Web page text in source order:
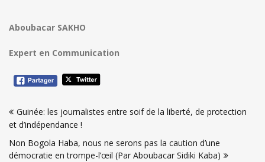
Aboubacar SAKHO
Expert en Communication
de
l’article
Guinée: les journalistes entre soif de la liberté, de protection
et d’indépendance !
Non Bogola Haba, nous ne serons pas la caution d’une
démocratie en trompe-l’œil (Par Aboubacar Sidiki Kaba)